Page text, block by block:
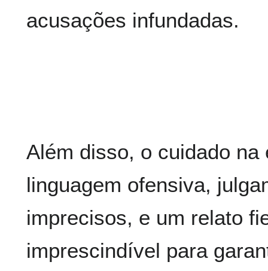
acusações infundadas.
Além disso, o cuidado
linguagem ofensiva,
imprecisos, e um relato
imprescindível para